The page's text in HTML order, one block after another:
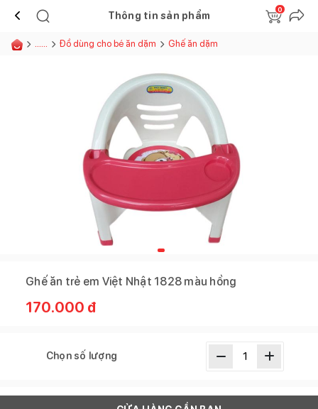
Thông tin sản phẩm
0
...... Đồ dùng cho bé ăn dặm Ghế ăn dặm
Ghế ăn trẻ em Việt Nhật 1828 màu hồng
170.000 đ
Chọn số lượng